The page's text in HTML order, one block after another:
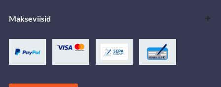
Makseviisid